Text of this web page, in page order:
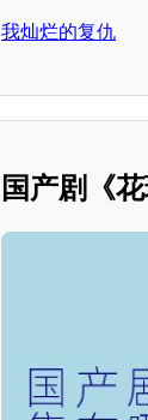
我灿烂的复仇
国产剧《